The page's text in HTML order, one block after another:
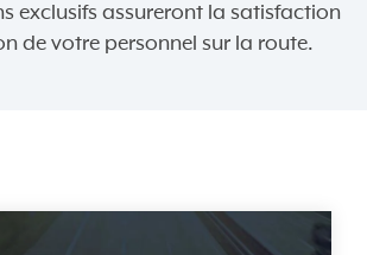
exclusifs assureront la satisfaction
de votre personnel sur la route.